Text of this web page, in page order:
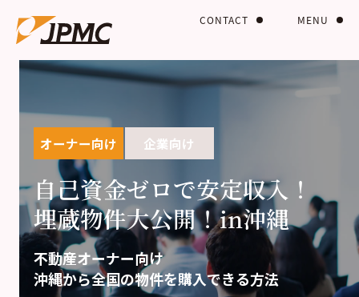
MENU
CONTACT
オーナー向け 企業向け
自己資金ゼロで安定収入！
埋蔵物件大公開！in沖縄
不動産オーナー向け
沖縄から全国の物件を購入できる方法